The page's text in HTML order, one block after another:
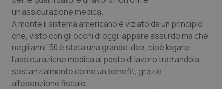
un’assicurazione medica.
A monte il sistema americano è viziato da un principio
che, visto con gli occhi di oggi, appare assurdo ma che
negli anni ’50 è stata una grande idea, cioè legare
l’assicurazione medica al posto di lavoro trattandola
sostanzialmente come un benefit, grazie
all’esenzione fiscale.